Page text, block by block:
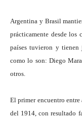
Argentina y Brasil
prácticamente desde los
países tuvieron y tienen
como lo son: Diego
otros.
El primer encuentro entre
del 1914, con resultado